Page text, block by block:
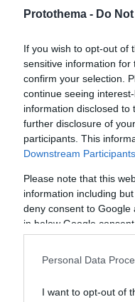
Protothema - Do
If you wish to opt-out of
sensitive information
confirm your selection.
continue seeing
information disclosed
further disclosure of
participants. This
Downstream Participants
Please note that this
information including
deny consent to
in below Google consent
Personal Data
I want to opt-out of